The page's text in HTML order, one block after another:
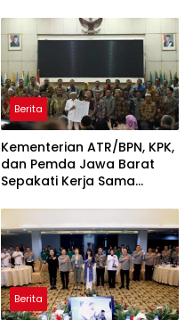
Berita
Kementerian ATR/BPN, KPK,
dan Pemda Jawa Barat
Sepakati Kerja Sama
Korupsi serta Penguatan
Ekonomi Daerah
Berita